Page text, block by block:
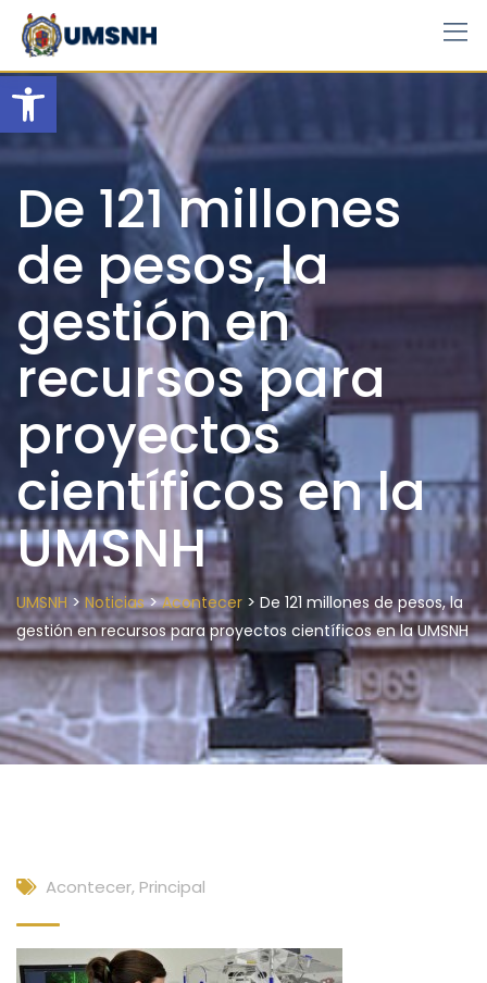
Open toolbar
Skip
content
De 121 millones
de pesos, la
gestión en
recursos para
proyectos
científicos en la
UMSNH
UMSNH > Noticias>Acontecer > De 121 millones de pesos, la
gestión en recursos para proyectos científicos en la UMSNH
Acontecer, Principal